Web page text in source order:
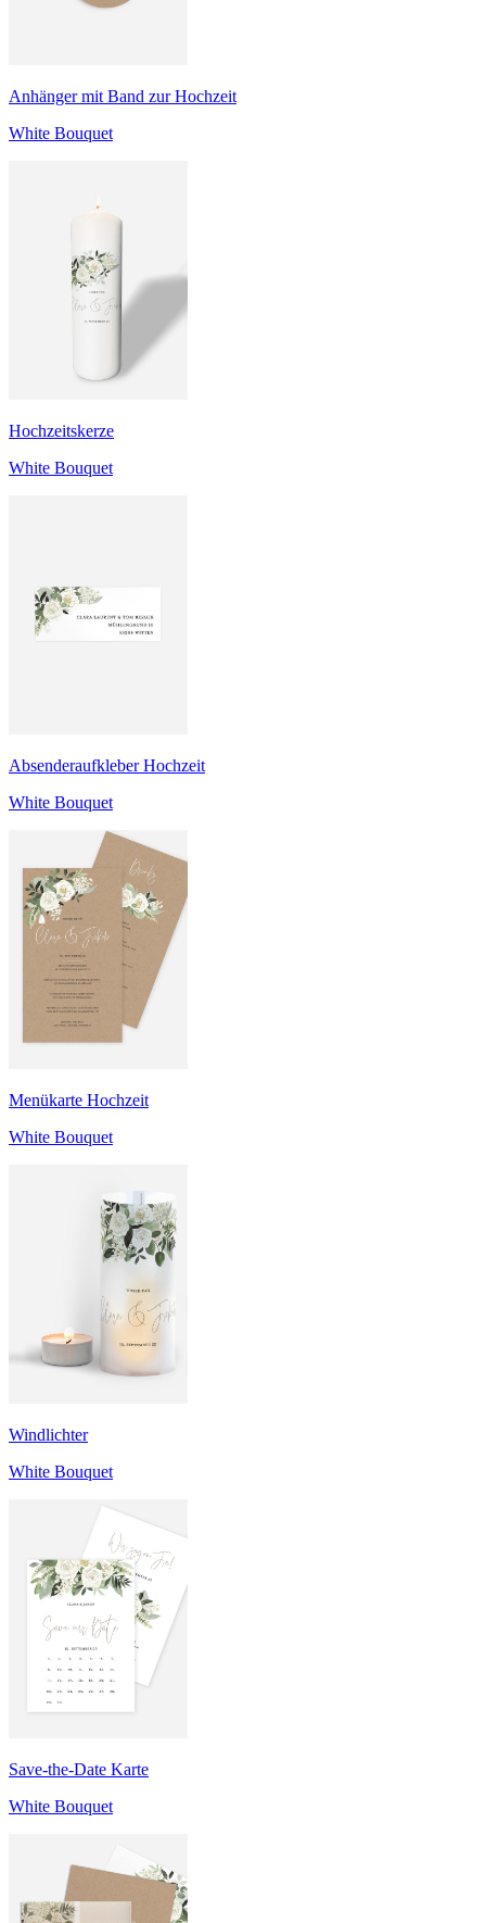
Anhänger mit Band zur Hochzeit
White Bouquet
Hochzeitskerze
White Bouquet
Absenderaufkleber Hochzeit
White Bouquet
Menükarte Hochzeit
White Bouquet
Windlichter
White Bouquet
Save-the-Date Karte
White Bouquet